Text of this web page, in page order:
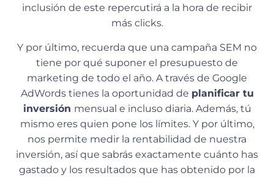
inclusión de este repercutirá a la hora de recibir
más clicks.
Y por último, recuerda que una campaña SEM no
tiene por qué suponer el presupuesto de
marketing de todo el año. A través de Google
AdWords tienes la oportunidad de planificar tu
inversión mensual e incluso diaria. Además, tú
mismo eres quien pone los límites. Y por último,
nos permite medir la rentabilidad de nuestra
inversión, así que sabrás exactamente cuánto has
gastado y los resultados que has obtenido por la